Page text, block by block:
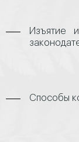
Изъятие
Способы